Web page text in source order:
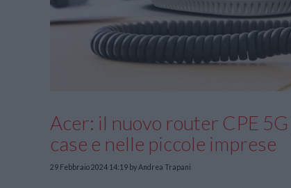
Acer: il nuovo router CPE
case e nelle piccole imprese
29 Febbraio 2024 14:19 by Andrea Trapani